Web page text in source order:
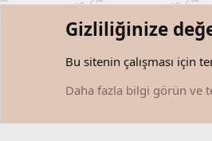
Gizliliğinize
Bu sitenin çalışması için
Daha fazla bilgi görün ve